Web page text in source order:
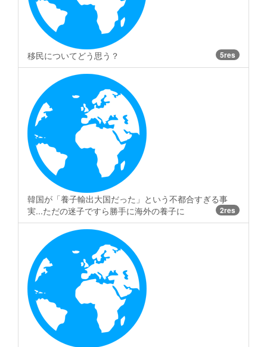
移民についてどう思う？ 5res
韓国が「養子輸出大国だった」という不都合すぎる事
実...ただの迷子ですら勝手に海外の養子に
2res